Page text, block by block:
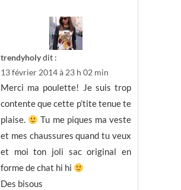
trendyholydit :
13 février 2014 à 23 h 02 min
Merci ma poulette! Je suis trop
contente que cette p’tite tenue te
plaise.
Tu me piques ma veste
et mes chaussures quand tu veux
et moi ton joli sac original en
forme de chat hi hi
Des bisous